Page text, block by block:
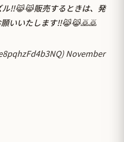
‼️😹😹販売するときは、発
いいたします‼️😹😹🙇🙇
November